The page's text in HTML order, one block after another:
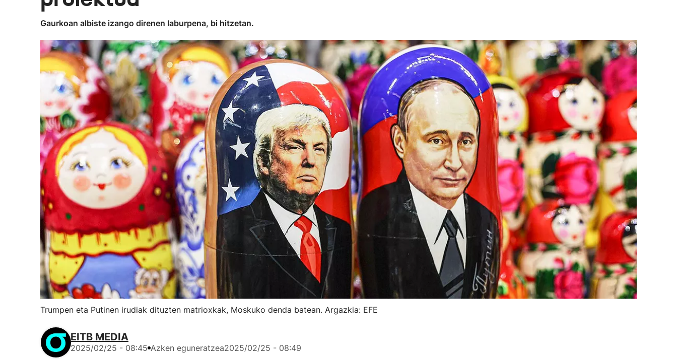
Gaurkoan albiste izango direnen laburpena, bi hitzetan.
Trumpen eta Putinen irudiak dituzten matrioxkak, Moskuko denda batean. Argazkia: EFE
EITB MEDIA
2025/02/25 - 08:45 Azken eguneratzea2025/02/25 - 08:49